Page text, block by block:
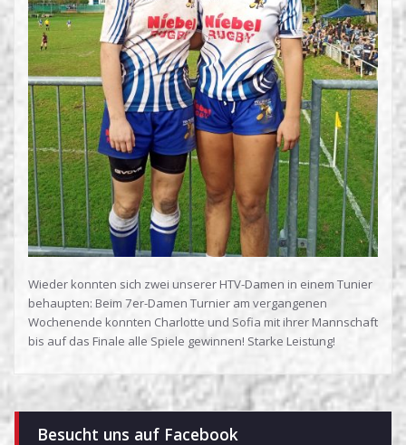
Wieder konnten sich zwei unserer HTV-Damen in einem Tunier
behaupten: Beim 7er-Damen Turnier am vergangenen
Wochenende konnten Charlotte und Sofia mit ihrer Mannschaft
bis auf das Finale alle Spiele gewinnen! Starke Leistung!
Besucht uns auf Facebook